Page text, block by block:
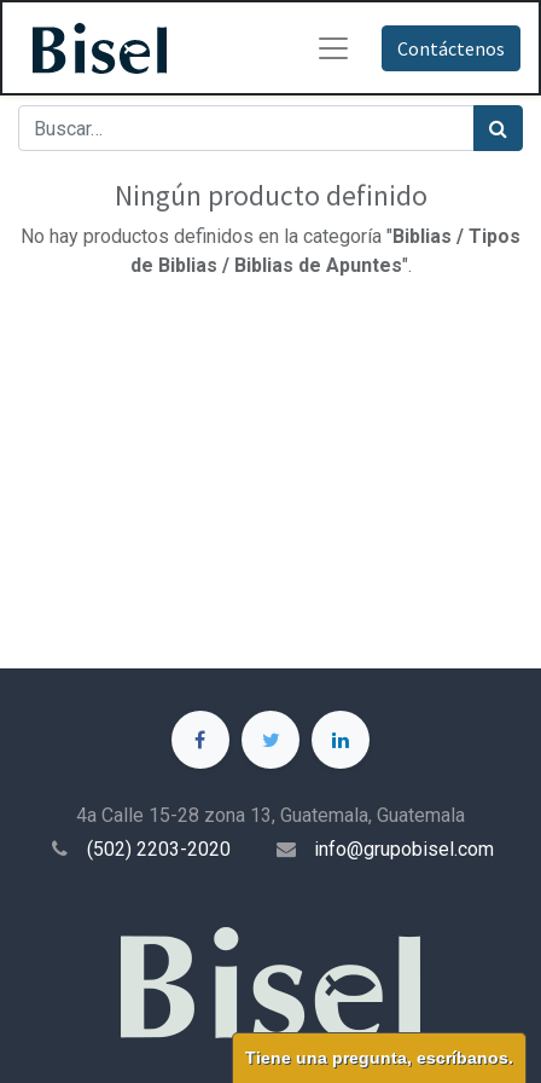
Contáctenos
Ningún producto definido
No hay productos definidos en la categoría "Biblias / Tipos
de Biblias / Biblias de Apuntes".
4a Calle 15-28 zona 13, Guatemala, Guatemala
(502) 2203-2020
info@grupobisel.com
Tiene una pregunta, escríbanos.